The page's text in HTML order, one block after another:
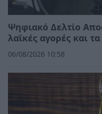
Ψηφιακό Δελτίο
λαϊκές αγορές και
06/08/2026 10:58